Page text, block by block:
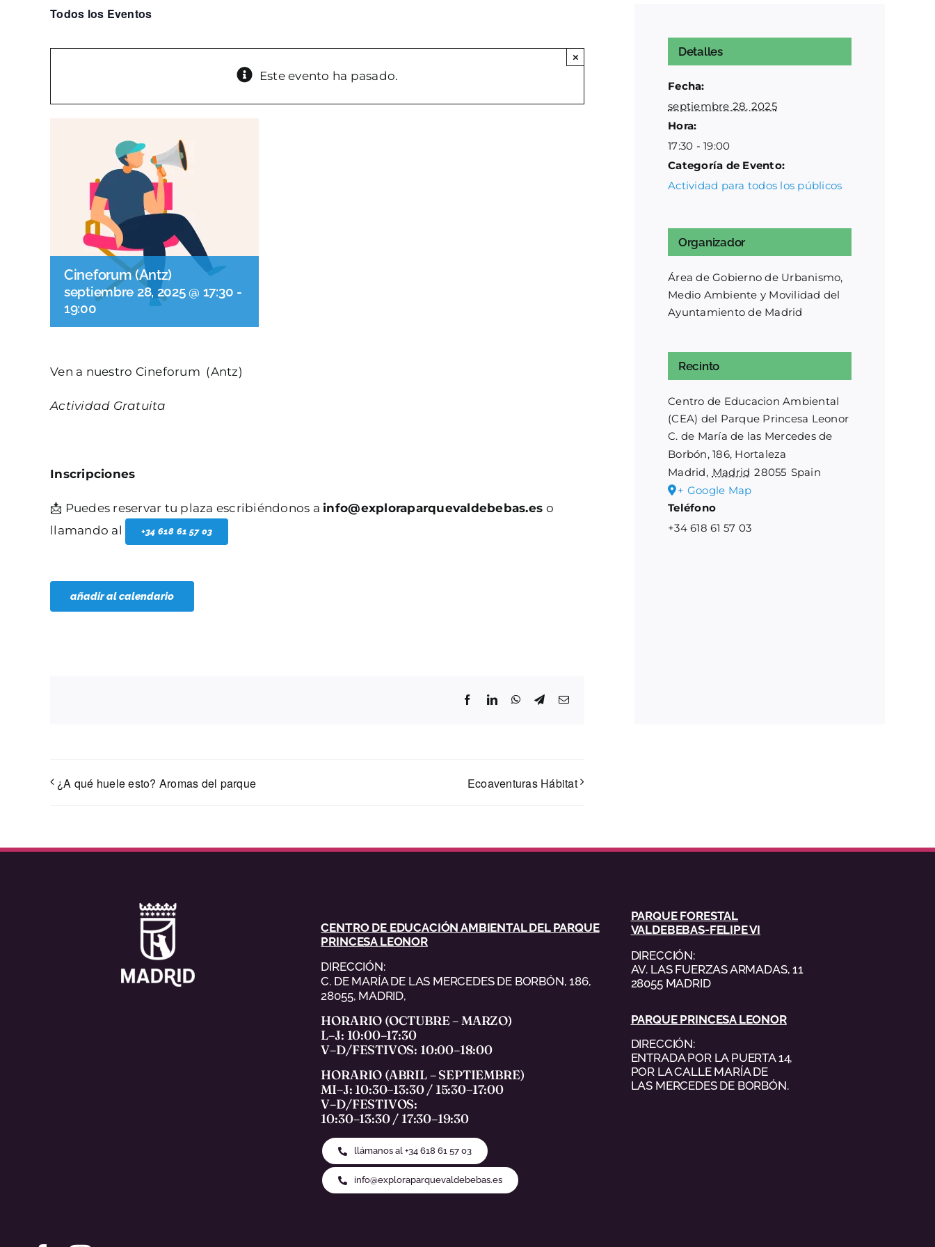
Todos los Eventos
Este evento ha pasado.
×
Cineforum (Antz)
septiembre 28, 2025 @ 17:30 -
19:00
Ven a nuestro Cineforum (Antz)
Actividad Gratuita
Inscripciones
📩 Puedes reservar tu plaza escribiéndonos a info@exploraparquevaldebebas.eso
llamando al
+34 618 61 57 03
añadir al calendario
FacebookLinkedInWhatsApp
TelegramCorreo
¿A qué huele esto? Aromas del parque Ecoaventuras Hábitat
Detalles
Fecha:
septiembre 28, 2025
Hora:
17:30 - 19:00
Categoría de Evento:
Actividad para todos los públicos
Organizador
Área de Gobierno de Urbanismo,
Medio Ambiente y Movilidad del
Ayuntamiento de Madrid
Recinto
Centro de Educacion Ambiental
(CEA) del Parque Princesa Leonor
C. de María de las Mercedes de
Borbón, 186, Hortaleza
Madrid, Madrid 28055 Spain
+ Google Map
Teléfono
+34 618 61 57 03
CENTRO DE EDUCACIÓN AMBIENTAL DEL PARQUE
PRINCESA LEONOR
DIRECCIÓN:
C. DE MARÍA DE LAS MERCEDES DE BORBÓN, 186,
28055, MADRID,
HORARIO (OCTUBRE – MARZO)
L–J: 10:00–17:30
V–D/FESTIVOS: 10:00–18:00
HORARIO (ABRIL – SEPTIEMBRE)
MI–J: 10:30–13:30 / 15:30–17:00
V–D/FESTIVOS:
10:30–13:30 / 17:30–19:30
llámanos al +34 618 61 57 03
info@exploraparquevaldebebas.es
PARQUE FORESTAL
VALDEBEBAS-FELIPE VI
DIRECCIÓN:
AV. LAS FUERZAS ARMADAS, 11
28055 MADRID
PARQUE PRINCESA LEONOR
DIRECCIÓN:
ENTRADA POR LA PUERTA 14,
POR LA CALLE MARÍA DE
LAS MERCEDES DE BORBÓN.